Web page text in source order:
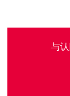
与